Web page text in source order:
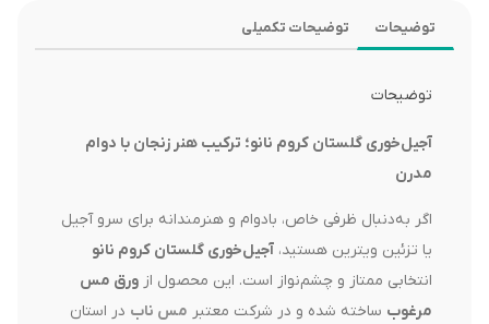
توضیحات توضیحات تکمیلی
توضیحات
آجیل‌خوری گلستان کروم نانو؛ ترکیب هنر زنجان با دوام
مدرن
اگر به‌دنبال ظرفی خاص، بادوام و هنرمندانه برای سرو آجیل
یا تزئین ویترین هستید، آجیل‌خوری گلستان کروم نانو
انتخابی ممتاز و چشم‌نواز است. این محصول از ورق مس
مرغوب ساخته شده و در شرکت معتبر مس ناب در استان